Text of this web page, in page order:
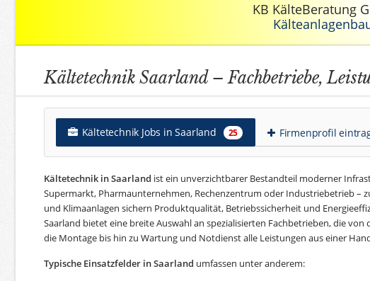
KB KälteBeratung
Kältetechnik Saarland – Fachbetriebe,
Kältetechnik Jobs in Saarland 25 Firmenprofil
Kältetechnik in Saarland ist ein unverzichtbarer Bestandteil moderner
Supermarkt, Pharmaunternehmen, Rechenzentrum oder Industriebetrieb –
und Klimaanlagen sichern Produktqualität, Betriebssicherheit und
Saarland bietet eine breite Auswahl an spezialisierten Fachbetrieben, die von
die Montage bis hin zu Wartung und Notdienst alle Leistungen aus einer
Typische Einsatzfelder in Saarland umfassen unter anderem: